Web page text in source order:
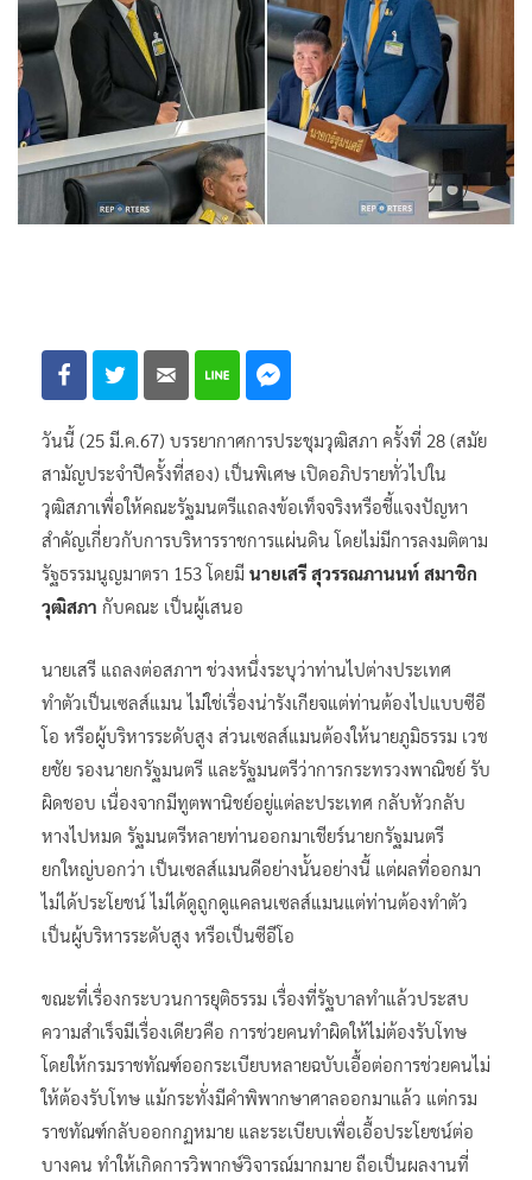
วันนี้ (25 มี.ค.67) บรรยากาศการประชุมวุฒิสภา ครั้งที่ 28 (สมัย
สามัญประจำปีครั้งที่สอง) เป็นพิเศษ เปิดอภิปรายทั่วไปใน
วุฒิสภาเพื่อให้คณะรัฐมนตรีแถลงข้อเท็จจริงหรือชี้แจงปัญหา
สำคัญเกี่ยวกับการบริหารราชการแผ่นดิน โดยไม่มีการลงมติตาม
รัฐธรรมนูญมาตรา 153 โดยมี นายเสรี สุวรรณภานนท์ สมาชิก
วุฒิสภา กับคณะ เป็นผู้เสนอ
นายเสรี แถลงต่อสภาฯ ช่วงหนึ่งระบุว่าท่านไปต่างประเทศ
ทำตัวเป็นเซลส์แมน ไม่ใช่เรื่องน่ารังเกียจแต่ท่านต้องไปแบบซีอี
โอ หรือผู้บริหารระดับสูง ส่วนเซลส์แมนต้องให้นายภูมิธรรม เวช
ยชัย รองนายกรัฐมนตรี และรัฐมนตรีว่าการกระทรวงพาณิชย์ รับ
ผิดชอบ เนื่องจากมีทูตพานิชย์อยู่แต่ละประเทศ กลับหัวกลับ
หางไปหมด รัฐมนตรีหลายท่านออกมาเชียร์นายกรัฐมนตรี
ยกใหญ่บอกว่า เป็นเซลส์แมนดีอย่างนั้นอย่างนี้ แต่ผลที่ออกมา
ไม่ได้ประโยชน์ ไม่ได้ดูถูกดูแคลนเซลส์แมนแต่ท่านต้องทำตัว
เป็นผู้บริหารระดับสูง หรือเป็นซีอีโอ
ขณะที่เรื่องกระบวนการยุติธรรม เรื่องที่รัฐบาลทำแล้วประสบ
ความสำเร็จมีเรื่องเดียวคือ การช่วยคนทำผิดให้ไม่ต้องรับโทษ
โดยให้กรมราชทัณฑ์ออกระเบียบหลายฉบับเอื้อต่อการช่วยคนไม่
ให้ต้องรับโทษ แม้กระทั่งมีคำพิพากษาศาลออกมาแล้ว แต่กรม
ราชทัณฑ์กลับออกกฏหมาย และระเบียบเพื่อเอื้อประโยชน์ต่อ
บางคน ทำให้เกิดการวิพากษ์วิจารณ์มากมาย ถือเป็นผลงานที่